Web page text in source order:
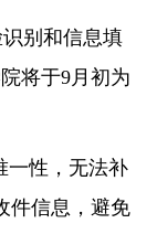
别和信息填
将于9月初为
一性，无法补
件信息，避免